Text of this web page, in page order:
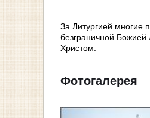
За Литургией многие
безграничной
Христом.
Фотогалерея